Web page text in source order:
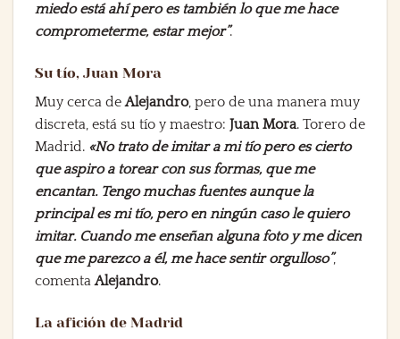
miedo está ahí pero es también lo que me hace
comprometerme, estar mejor”.
Su tío, Juan Mora
Muy cerca deAlejandro, pero de una manera muy
discreta, está su tío y maestro: Juan Mora. Torero de
Madrid. «No trato de imitar a mi tío pero es cierto
que aspiro a torear con sus formas, que me
encantan. Tengo muchas fuentes aunque la
principal es mi tío, pero en ningún caso le quiero
imitar. Cuando me enseñan alguna foto y me dicen
que me parezco a él, me hace sentir orgulloso”,
comentaAlejandro.
La afición de Madrid